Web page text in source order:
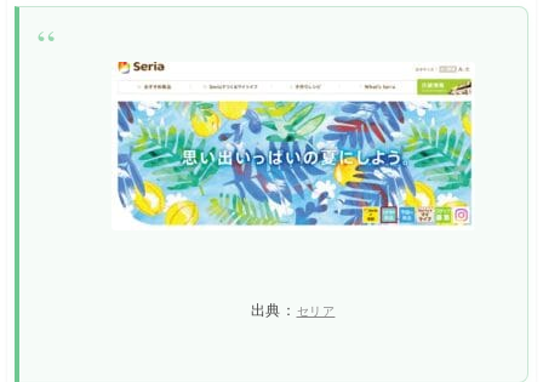
出典： セリア